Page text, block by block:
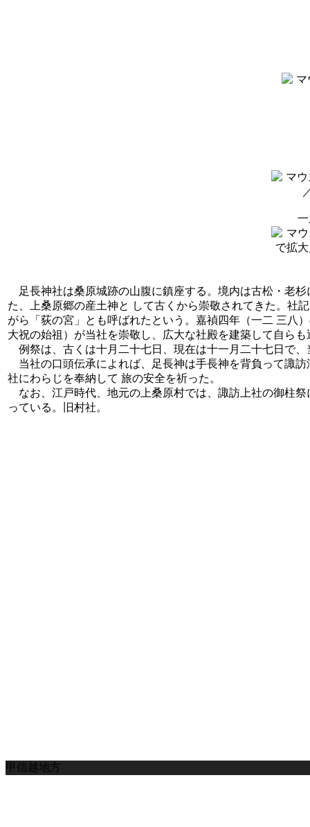
足長神社は桑原城跡の山腹に鎮座する。境内は古松・老
た、上桑原郷の産土神と して古くから崇敬されてきた。社
がら「荻の宮」とも呼ばれたという。嘉禎四年（一二 三八
大祝の始祖）が当社を崇敬し、広大な社殿を建築して自ら
例祭は、古くは十月二十七日、現在は十一月二十七日で
当社の口頭伝承によれば、足長神は手長神を背負って諏
社にわらじを奉納して 旅の安全を祈った。
なお、江戸時代、地元の上桑原村では、諏訪上社の御柱
っている。旧村社。
甲信越地方